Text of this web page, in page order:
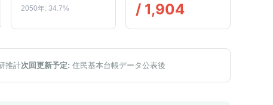
2050年: 34.7%
/ 1,904
推計次回更新予定: 住民基本台帳データ公表後